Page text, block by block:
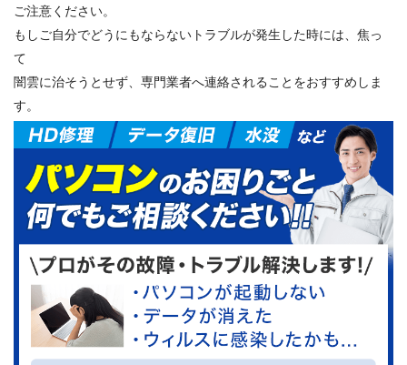
ご注意ください。
もしご自分でどうにもならないトラブルが発生した時には、焦っ
て
闇雲に治そうとせず、専門業者へ連絡されることをおすすめしま
す。